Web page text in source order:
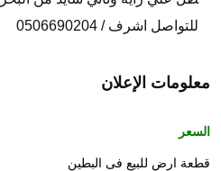
للتواصل اشرف / 0506690204
معلومات الإعلان
السعر
قطعة ارض للبيع فى البطين